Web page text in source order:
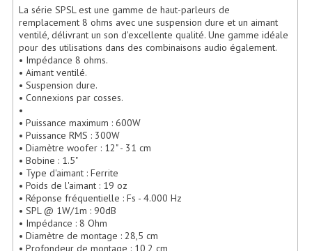
Filtres Actifs, Correcteurs
Haut-Parleurs Moteurs Tweeters Filtres
Haut-Parleurs Amplis Guitare
Moteurs Pavillons Pour Enceinte
Tweeters Pour Enceintes
Lecteurs Audio & Sources
Platines Disque Vinyles
La série SPSL est une gamme de haut-parleurs de
remplacement 8 ohms avec une suspension dure et un aimant
ventilé, délivrant un son d'excellente qualité. Une gamme idéale
pour des utilisations dans des combinaisons audio également.
• Impédance 8 ohms.
• Aimant ventilé.
• Suspension dure.
• Connexions par cosses.
•
• Puissance maximum : 600W
• Puissance RMS : 300W
• Diamètre woofer : 12" - 31 cm
• Bobine : 1.5"
• Type d'aimant : Ferrite
• Poids de l'aimant : 19 oz
• Réponse fréquentielle : Fs - 4.000 Hz
• SPL @ 1W/1m : 90dB
• Impédance : 8 Ohm
• Diamètre de montage : 28,5 cm
• Profondeur de montage : 10,2 cm